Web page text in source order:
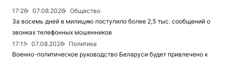
17:26 07.08.2026
Общество
За восемь дней в милицию поступило более 2,5 тыс. сообщений о
звонках телефонных мошенников
17:11
07.08.2026
Политика
Военно-политическое руководство Беларуси будет привлечено к